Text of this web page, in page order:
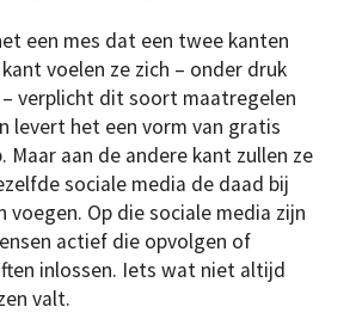
een mes dat een twee kanten
voelen ze zich – onder druk
verplicht dit soort maatregelen
levert het een vorm van gratis
Maar aan de andere kant zullen ze
sociale media de daad bij
Op die sociale media zijn
actief die opvolgen of
inlossen. Iets wat niet altijd
valt.